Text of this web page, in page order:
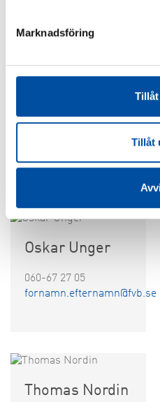
Marknadsföring
Tillåt
Oskar Unger
060-67 27 05
fornamn.efternamn@fvb.se
Thomas Nordin